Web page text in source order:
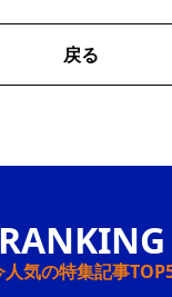
戻る
人気の特集記事